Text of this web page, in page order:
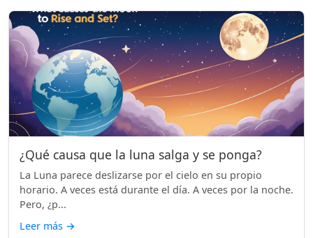
¿Qué causa que la luna salga y se ponga?
La Luna parece deslizarse por el cielo en su propio
horario. A veces está durante el día. A veces por la noche.
Pero, ¿p...
Leer más →